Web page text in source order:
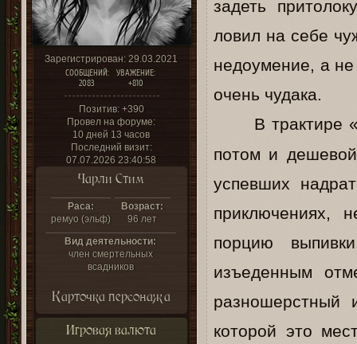
Зарегистрирован: 29.03.2021
СООБЩЕНИЙ:
2083
УВАЖЕНИЕ:
+810
Позитив: +390
Провел на форуме:
10 дней 13 часов
Последний визит:
07.07.2026 23:40:58
Чарли Стим
Раса:
ремуо (эльф)
Возраст:
96 лет
Вид деятельности:
член смертельных
всадников
Карточка персонажа
Игровая валюта
задеть
ловил на себе
недоумение, а не
очень чудака.
В трактире
потом и
успевших
приключениях,
порцию
изъеденным
которой это